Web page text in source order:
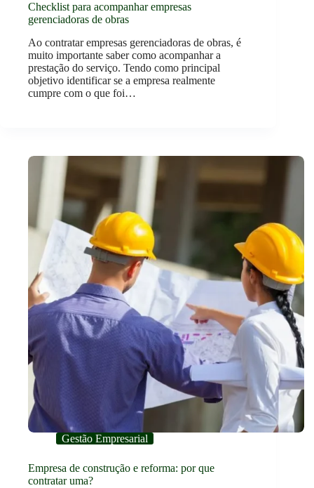
Checklist para acompanhar empresas
gerenciadoras de obras
Ao contratar empresas gerenciadoras de obras, é
muito importante saber como acompanhar a
prestação do serviço. Tendo como principal
objetivo identificar se a empresa realmente
cumpre com o que foi…
Gestão Empresarial
Empresa de construção e reforma: por que
contratar uma?